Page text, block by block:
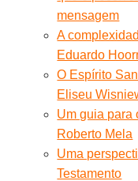
mensagem
A
Eduardo
O Espírito
Eliseu
Um guia para
Roberto Mela
Uma
Testamento